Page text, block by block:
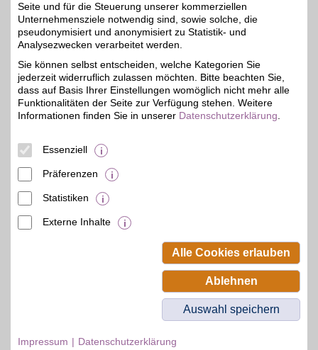
7% Zum Partnerprofil
5%
Leitner Reisen
Seit über 70 Jahren bietet
Leitner-Reisen
komfortable Busreisen
zum unschlagbaren
Preis-
Beamten-Selbsthilfewerk GmbH.
Seite und für die Steuerung unserer kommerziellen
Unternehmensziele notwendig sind, sowie solche, die
pseudonymisiert und anonymisiert zu Statistik- und
Analysezwecken verarbeitet werden.
Sie können selbst entscheiden, welche Kategorien Sie
jederzeit widerruflich zulassen möchten. Bitte beachten Sie,
dass auf Basis Ihrer Einstellungen womöglich nicht mehr alle
Funktionalitäten der Seite zur Verfügung stehen. Weitere
Informationen finden Sie in unserer Datenschutzerklärung
Essenziell
Präferenzen
Statistiken
Externe Inhalte
Alle Cookies erlauben
Ablehnen
Auswahl speichern
Impressum Datenschutzerklärung